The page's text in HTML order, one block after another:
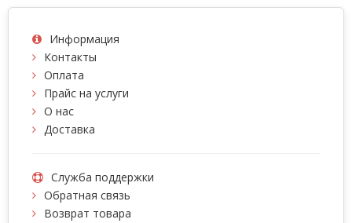
Информация
Контакты
Оплата
Прайс на услуги
О нас
Доставка
Служба поддержки
Обратная связь
Возврат товара